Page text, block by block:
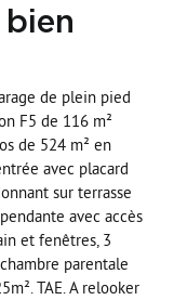
de plein pied
F5 de 116 m²
de 524 m² en
avec placard
sur terrasse
avec accès
et fenêtres, 3
parentale
TAE. A relooker